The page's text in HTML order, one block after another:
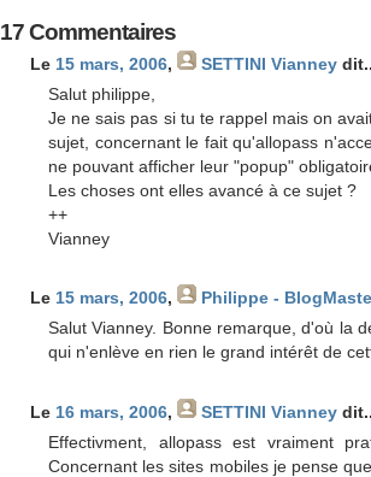
17 Commentaires
Le 15 mars, 2006, SETTINI Vianney
Salut philippe,
Je ne sais pas si tu te rappel mais on
sujet, concernant le fait qu'allopass
ne pouvant afficher leur "popup"
Les choses ont elles avancé à ce sujet ?
++
Vianney
Le 15 mars, 2006,
Philippe -
Salut Vianney. Bonne remarque, d'où la
qui n'enlève en rien le grand intérêt de
Le 16 mars, 2006, SETTINI Vianney
Effectivment, allopass est vraiment
Concernant les sites mobiles je pense